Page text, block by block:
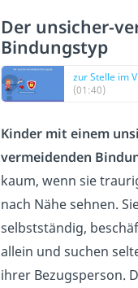
Der unsicher-
Bindungstyp
zur Stelle im
(01:40)
Kinder mit einem
vermeidenden
kaum, wenn sie
nach Nähe sehnen.
selbstständig,
allein und suchen
ihrer Bezugsperson.